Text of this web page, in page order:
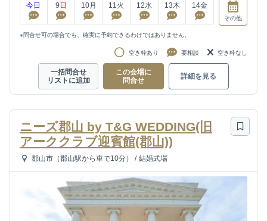
今日 9 日 10月 11火 12水 13木 14金
その他
※問合せ可の場合でも、確実に予約できるわけではありません。
空き枠あり 要相談 空き枠なし
一括問合せ
リストに追加
この会場に
問合せ
詳細を見る
ニーズ郡山 by T&G WEDDING(旧
アーククラブ迎賓館(郡山))
郡山市（郡山駅から車で10分） / 結婚式場